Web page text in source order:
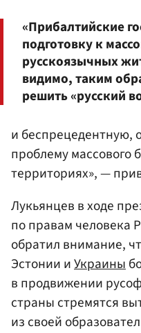
«Прибалтийские
подготовку к
русскоязычных
видимо, таким
решить «русский
и беспрецедентную,
проблему массового
территориях», —
Лукьянцев в ходе
по правам человека
обратил внимание,
Эстонии иУкраины
в продвижении
страны стремятся
из своей